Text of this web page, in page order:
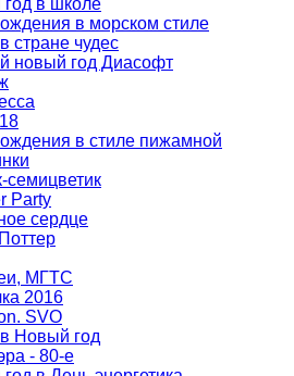
в школе
в морском стиле
стране чудес
новый год Диасофт
в стиле пижамной
семицветик
Party
сердце
МГТС
2016
SVO
Новый год
- 80-е